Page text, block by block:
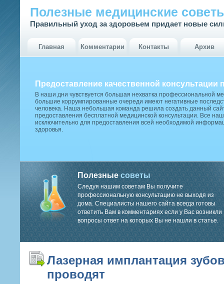
Полезные медицинские
Правильный уход за здоровьем придает новые
Главная Комментарии Контакты Архив
Предоставление качественной консультации
В наши дни чувствуется большая нехватка профессиональной
большие коррумпированные очереди имеют негативные
человека. Наша небольшая команда решила создать данный
предоставления бесплатной медицинской консультации. Все
исключительно для предоставления всей необходимой
здоровья.
Полезныесоветы
Следуя нашим советам Вы получите
профессиональную консультацию не выходя из
дома. Специалисты нашего сайта всегда готовы
ответить Вам в комментариях если у Вас возникли
вопросы ответ на которых Вы не нашли в статье.
Лазерная имплантация
проводят